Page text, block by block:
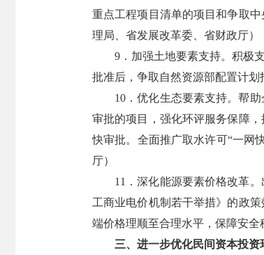
重点工程项目清单的项目和争取
理局、省发展改革委、省财政厅）
9．加强土地要素支持。积极
批准后，争取自然资源部配置计划
10．优化生态要素支持。帮
审批的项目，强化环评服务保障
快审批。全面推广取水许可“一网
厅）
11．深化能源要素价格改革
工商业电价机制若干举措》的政
端价格理顺至合理水平，保障安全
三、进一步优化民间资本投资